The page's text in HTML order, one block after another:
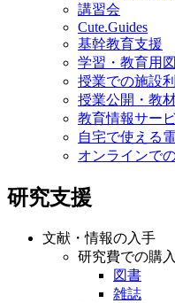
講習会
Cute.Guides
基幹教育支援
学習・教育用
授業での施設
授業公開・教
教育情報サー
自宅で使える
オンラインで
研究支援
文献・情報の入手
研究費での購入
図書
雑誌